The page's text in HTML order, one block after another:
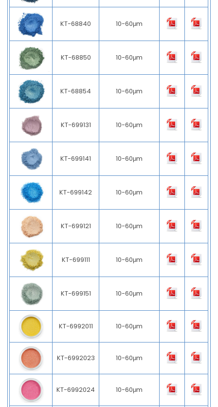
KT-68840 10-60μm
KT-68850 10-60μm
KT-68854 10-60μm
KT-699131 10-60μm
KT-699141 10-60μm
KT-699142 10-60μm
KT-699121 10-60μm
KT-699111 10-60μm
KT-699151 10-60μm
KT-6992011 10-60μm
KT-6992023 10-60μm
KT-6992024 10-60μm